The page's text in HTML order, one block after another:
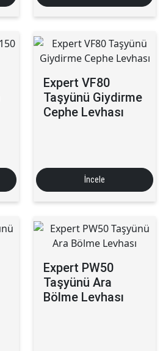
Expert VF80
Taşyünü Giydirme
Cephe Levhası
İncele
Expert PW50
Taşyünü Ara
Bölme Levhası